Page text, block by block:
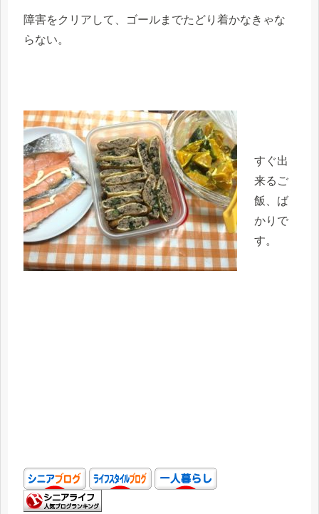
障害をクリアして、ゴールまでたどり着かなきゃな
らない。
すぐ出
来るご
飯、ば
かりで
す。